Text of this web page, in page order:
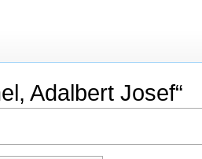
Adalbert Josef“